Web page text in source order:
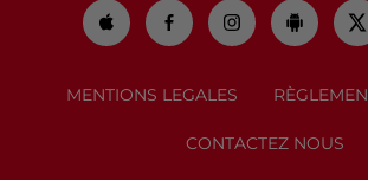
MENTIONS LEGALES
CONTACTEZ NOUS